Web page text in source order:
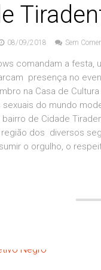
08/09/2018 Sem
comandam a festa,
presença no
na Casa de
do mundo
bairro de Cidade
região dos diversos
o orgulho, o